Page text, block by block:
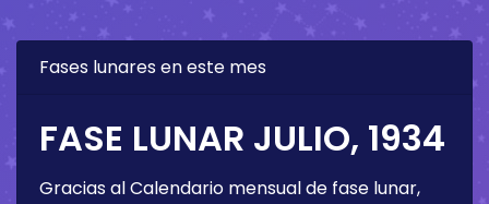
Fases lunares en este mes
FASE LUNAR JULIO, 1934
Gracias al Calendario mensual de fase lunar,